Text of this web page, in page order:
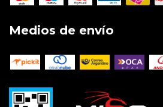
Medios de envío